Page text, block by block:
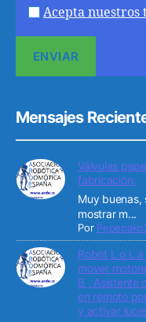
Acepta nuestros
Mensajes
Válvulas
fabricación.
Muy buenas,
mostrar m...
Por
Robot L o L
mover
B , Asistente
en remoto
y activar